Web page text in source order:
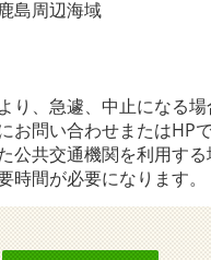
島周辺海域
り、急遽、中止になる
お問い合わせまたはHP
公共交通機関を利用する
時間が必要になります。